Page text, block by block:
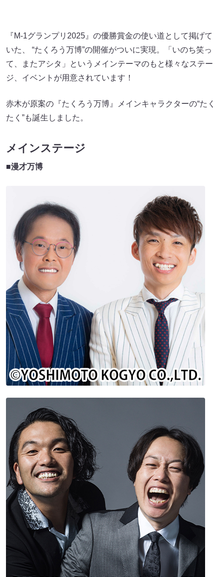
『M-1グランプリ2025』の優勝賞金の使い道として掲げて
いた、 “たくろう万博”の開催がついに実現。「いのち笑っ
て、またアシタ」というメインテーマのもと様々なステー
ジ、イベントが用意されています！
赤木が原案の『たくろう万博』メインキャラクターの“たく
たく”も誕生しました。
メインステージ
■漫才万博